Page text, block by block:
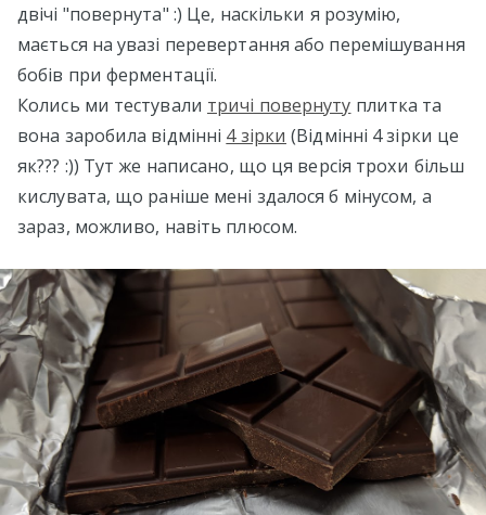
двічі "повернута" :) Це, наскільки я розумію,
мається на увазі перевертання або перемішування
бобів при ферментації.
Колись ми тестували тричі повернуту плитка та
вона заробила відмінні 4 зірки (Відмінні 4 зірки це
як??? :)) Тут же написано, що ця версія трохи більш
кислувата, що раніше мені здалося б мінусом, а
зараз, можливо, навіть плюсом.